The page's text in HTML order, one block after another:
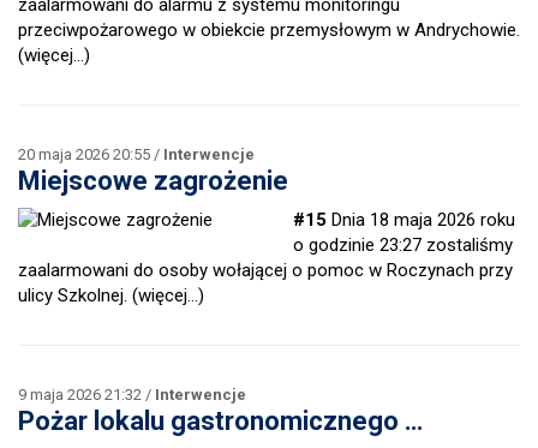
zaalarmowani do alarmu z systemu monitoringu
przeciwpożarowego w obiekcie przemysłowym w Andrychowie.
(więcej…)
20 maja 2026 20:55 / Interwencje
Miejscowe zagrożenie
#15 Dnia 18 maja 2026 roku
o godzinie 23:27 zostaliśmy
zaalarmowani do osoby wołającej o pomoc w Roczynach przy
ulicy Szkolnej. (więcej…)
9 maja 2026 21:32 / Interwencje
Pożar lokalu gastronomicznego …